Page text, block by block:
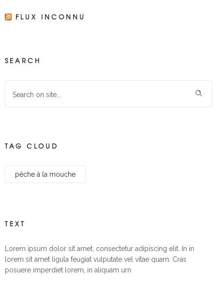
FLUX INCONNU
SEARCH
TAG CLOUD
pêche à la mouche
TEXT
Lorem ipsum dolor sit amet, consectetur adipiscing elit. In in
lorem sit amet ligula feugiat vulputate vel vitae quam. Cras
posuere imperdiet lorem, in aliquam urn